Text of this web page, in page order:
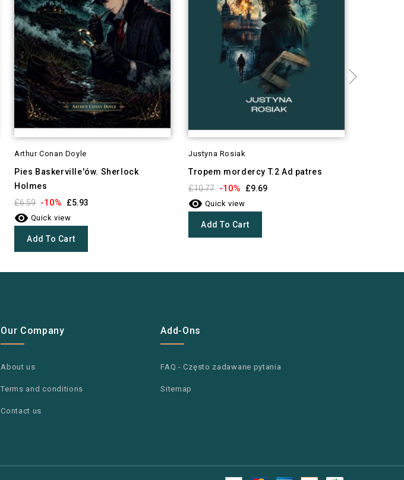
Arthur Conan Doyle
Pies Baskerville'ów. Sherlock
Holmes
£6.59 -10% £5.93
 Quick view
Add To Cart
Justyna Rosiak
Tropem mordercy T.2 Ad patres
£10.77 -10% £9.69
 Quick view
Add To Cart
Our Company
About us
Terms and conditions
Contact us
Add-Ons
FAQ - Często zadawane pytania
Sitemap